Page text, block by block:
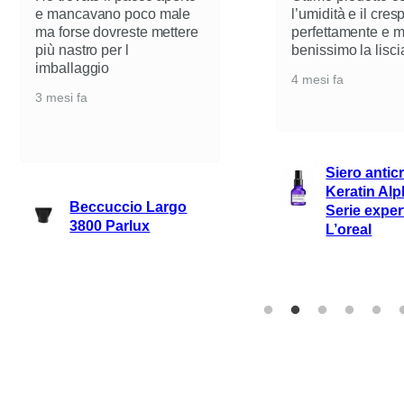
poco male
dovreste mettere
per l
Beccuccio Largo
3800 Parlux
l’umidità e il crespo…liscia
perfettamente e mantiene
benissimo la lisciatura
Siero anticrespo
Keratin Alpha Sleek
Serie expert 50ml